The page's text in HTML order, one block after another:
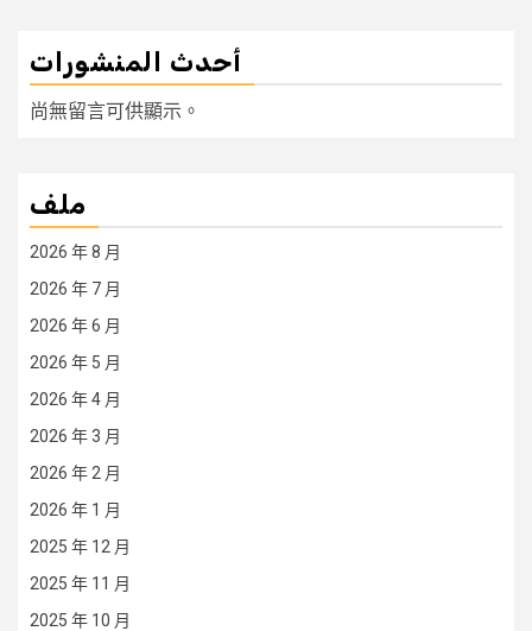
أحدث المنشورات
尚無留言可供顯示。
ملف
2026 年 8 月
2026 年 7 月
2026 年 6 月
2026 年 5 月
2026 年 4 月
2026 年 3 月
2026 年 2 月
2026 年 1 月
2025 年 12 月
2025 年 11 月
2025 年 10 月